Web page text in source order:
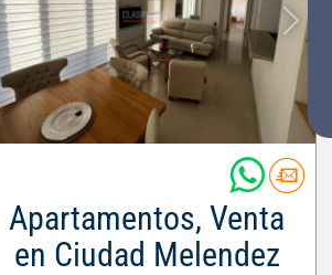
Apartamentos, Venta
en Ciudad Melendez